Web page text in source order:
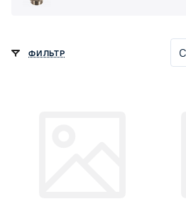
ФИЛЬТР